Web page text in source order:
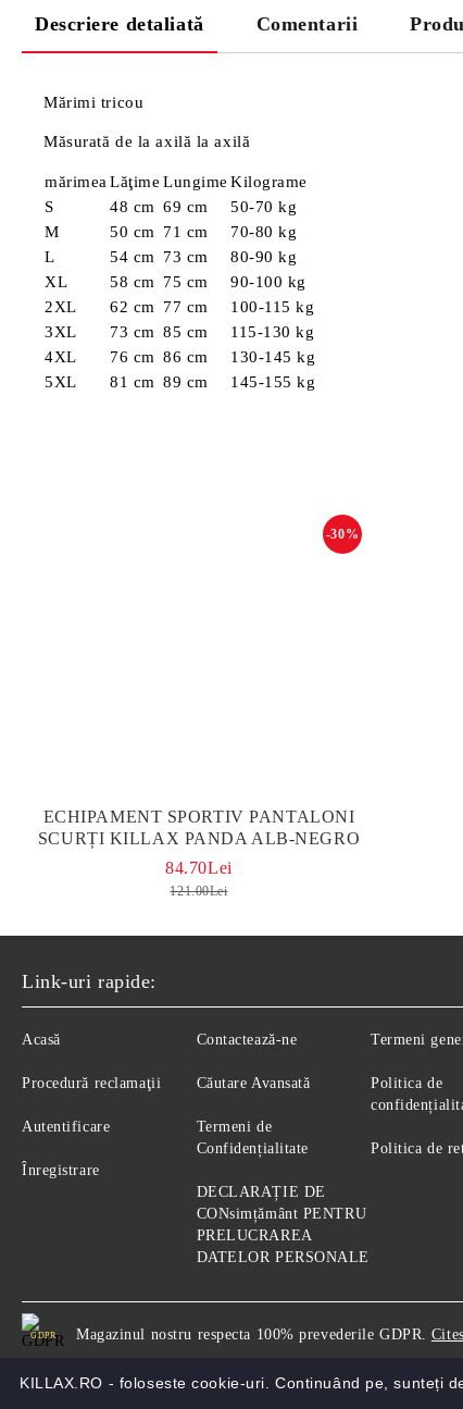
Descriere detaliată Comentarii
Mărimi tricou
Măsurată de la axilă la axilă
mărimea Lăţime Lungime Kilograme
S
48 cm 69 cm
50-70 kg
M
50 cm 71 cm
70-80 kg
L
54 cm 73 cm
80-90 kg
XL
58 cm 75 cm
90-100 kg
2XL
62 cm 77 cm
100-115 kg
3XL
73 cm 85 cm
115-130 kg
4XL
76 cm 86 cm
130-145 kg
5XL
81 cm 89 cm 145-155 kg
ЕCHIPAMENT SPORTIV PANTALONI
SCURȚI KILLAX PANDA ALB-NEGRO
-30%
84.70Lei
121.00Lei
Link-uri rapide:
Acasă
Procedură reclamaţii
Autentificare
Înregistrare
Contactează-ne
Căutare Avansată
Termeni de
Confidențialitate
DECLARAȚIE DE
CONsimțământ PENTRU
PRELUCRAREA
DATELOR PERSONALE
Termeni
Politica de
Politica de
GDPR Magazinul nostru respecta 100% prevederile GDPR.
KILLAX.RO - foloseste cookie-uri. Continuând pe, sunteți